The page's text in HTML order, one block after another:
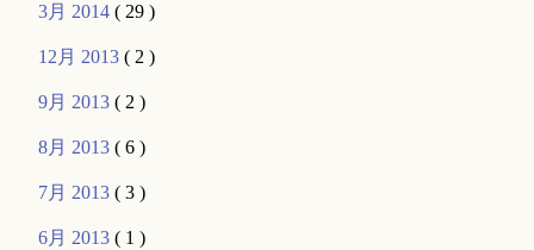
3月 2014( 29 )
12月 2013( 2 )
9月 2013( 2 )
8月 2013( 6 )
7月 2013( 3 )
6月 2013( 1 )